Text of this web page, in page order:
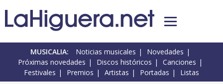
MUSICALIA: Noticias musicales
Novedades
Próximas novedades
Discos históricos
Canciones
Festivales
Premios Artistas Portadas Listas